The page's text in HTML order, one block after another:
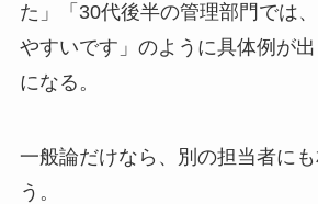
た」「30代後半の管理部門では
やすいです」のように具体例が
になる。
一般論だけなら、別の担当者に
う。